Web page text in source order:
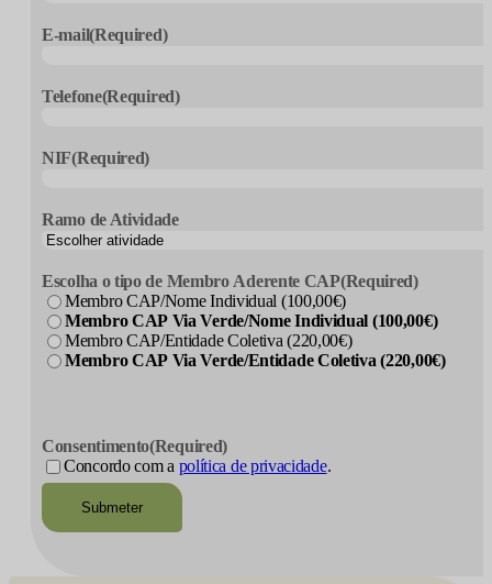
E-mail(Required)
Telefone(Required)
NIF(Required)
Ramo de Atividade
Escolha o tipo de Membro Aderente CAP(Required)
Membro CAP/Nome Individual (100,00€)
Membro CAP Via Verde/Nome Individual (100,00€)
Membro CAP/Entidade Coletiva (220,00€)
Membro CAP Via Verde/Entidade Coletiva (220,00€)
Consentimento(Required)
Concordo com a política de privacidade.